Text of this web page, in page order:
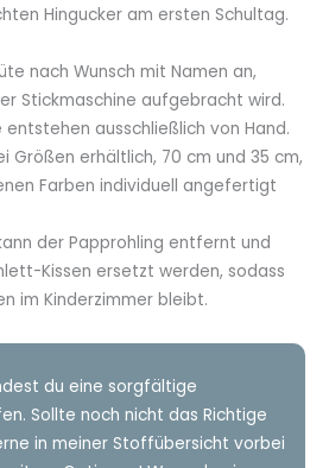
Hingucker am ersten Schultag.
nach Wunsch mit Namen an,
Stickmaschine aufgebracht wird.
ausschließlich von Hand.
Größen erhältlich, 70 cm und 35 cm,
Farben individuell angefertigt
der Papprohling entfernt und
Kissen ersetzt werden, sodass
im Kinderzimmer bleibt.
du eine sorgfältige
Sollte noch nicht das Richtige
in meiner Stoffübersicht vorbei